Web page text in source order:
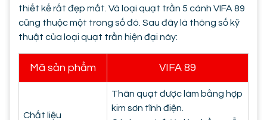
thiết kế rất đẹp mắt. Và loại quạt trần 5 cánh VIFA 89
cũng thuộc một trong số đó. Sau đây là thông số kỹ
thuật của loại quạt trần hiện đại này:
Mã sản phẩm VIFA 89
Chất liệu
Thân quạt được làm bằng hợp
kim sơn tĩnh điện.